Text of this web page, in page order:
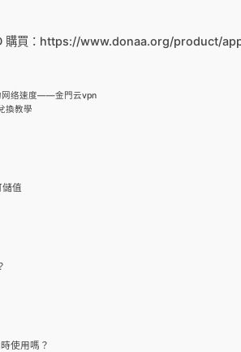
購買：https://www.donaa.org/product/
网络速度——金門云vpn
換教學
儲值
使用嗎？